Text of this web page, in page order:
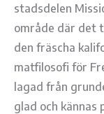
stadsdelen
område där det
den fräscha
matfilosofi för
lagad från
glad och kännas